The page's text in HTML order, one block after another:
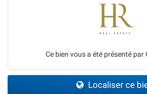
Ce bien vous a été présenté par
Localiser ce